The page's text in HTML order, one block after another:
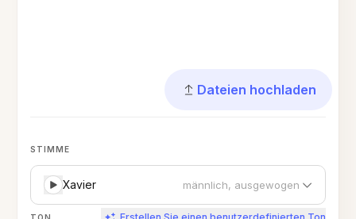
Dateien hochladen
STIMME
Xavier männlich, ausgewogen